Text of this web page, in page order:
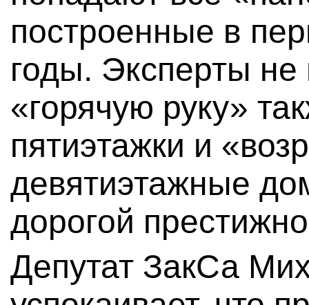
построенные в
годы. Эксперты не
«горячую руку»
пятиэтажки и
девятиэтажные
дорогой
Депутат ЗакСа